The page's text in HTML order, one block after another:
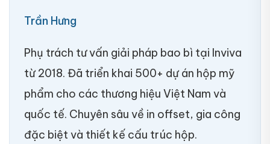
Trần Hưng
Phụ trách tư vấn giải pháp bao bì tại Inviva
từ 2018. Đã triển khai 500+ dự án hộp mỹ
phẩm cho các thương hiệu Việt Nam và
quốc tế. Chuyên sâu về in offset, gia công
đặc biệt và thiết kế cấu trúc hộp.